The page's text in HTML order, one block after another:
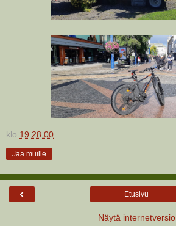
klo 19.28.00
Jaa muille
‹ Etusivu
Näytä internetversio